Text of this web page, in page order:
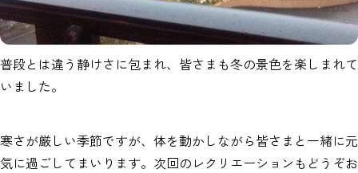
普段とは違う静けさに包まれ、皆さまも冬の景色を楽しまれて
いました。
寒さが厳しい季節ですが、体を動かしながら皆さまと一緒に元
気に過ごしてまいります。次回のレクリエーションもどうぞお